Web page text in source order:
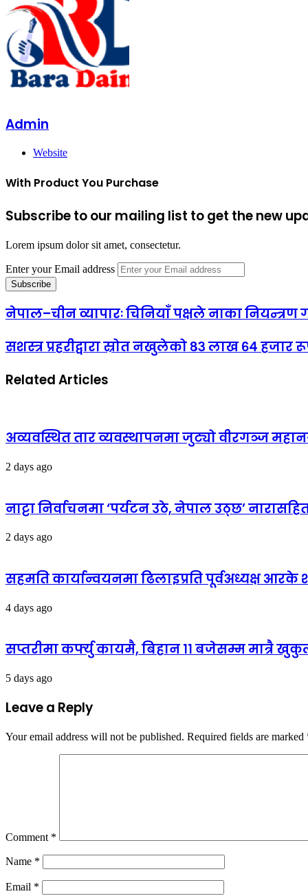
Admin
Website
With Product You Purchase
Subscribe to our mailing list to get the new
Lorem ipsum dolor sit amet, consectetur.
Enter your Email address
नेपाल–चीन व्यापारः चिनियाँ पक्षले नाका
सशस्त्र प्रहरीद्वारा स्रोत नखुलेको ८३ लाख ६४ हजार
Related Articles
अव्यवस्थित तार व्यवस्थापनमा जुट्यो वीरगञ्ज
2 days ago
नाट्टा निर्वाचनमा ‘पर्यटन उठे, नेपाल उठ्छ’
2 days ago
सहमति कार्यान्वयनमा ढिलाइप्रति पूर्वअध्यक्ष आरके
4 days ago
सप्तरीमा कर्फ्यु कायमै, बिहान ११ बजेसम्म मात्रै
5 days ago
Leave a Reply
Your email address will not be published. Required fields are marked
Comment *
Name *
Email *